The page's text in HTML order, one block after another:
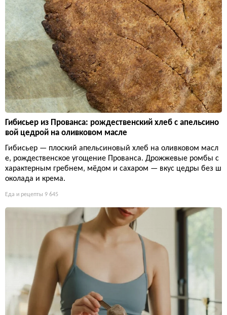
Гибисьер из Прованса: рождественский хлеб с апельсино
вой цедрой на оливковом масле
Гибисьер — плоский апельсиновый хлеб на оливковом масл
е, рождественское угощение Прованса. Дрожжевые ромбы с
характерным гребнем, мёдом и сахаром — вкус цедры без ш
околада и крема.
Еда и рецепты 9 645